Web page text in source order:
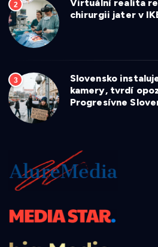
2
Virtuální realita
chirurgii jater v
3
Slovensko
kamery, tvrdí
Progresívne